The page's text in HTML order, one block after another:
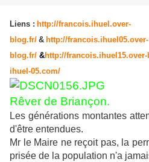
Liens : http://francois.ihuel.over-
blog.fr/ & http://francois.ihuel05.over-
blog.fr/ &http://
ihuel-05.com/
Rêver de Briançon.
Les générations montantes
d'être entendues.
Mr le Maire ne reçoit pas, la
prisée de la population n'a